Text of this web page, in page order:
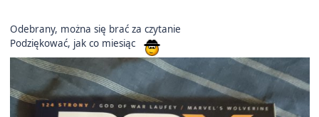
Odebrany, można się brać za czytanie
Podziękować, jak co miesiąc